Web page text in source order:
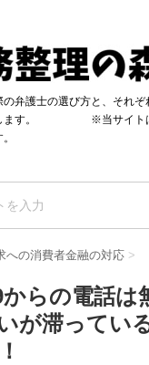
生料金比較
較
ぶ
弁護士の選び方と、それぞ
します。 ※当サイトは
への消費者金融の対応 >
からの電話は
が滞ってい